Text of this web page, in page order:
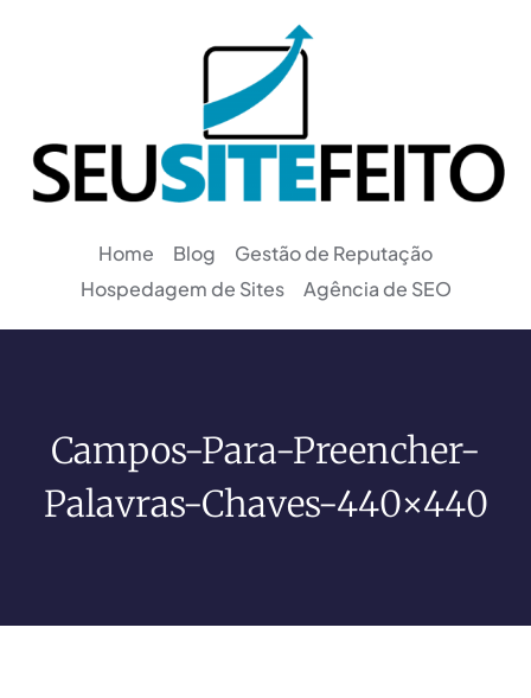
Home Blog
Gestão de Reputação
Hospedagem de Sites
Agência de SEO
Campos-Para-Preencher-
Palavras-Chaves-440×440